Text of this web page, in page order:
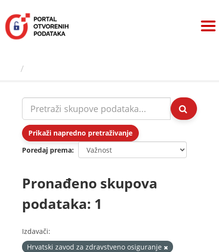
sadržaj
Prikaži napredno pretraživanje
Poredaj prema
Pronađeno skupova
podataka: 1
Izdavači:
Hrvatski zavod za zdravstveno osiguranje